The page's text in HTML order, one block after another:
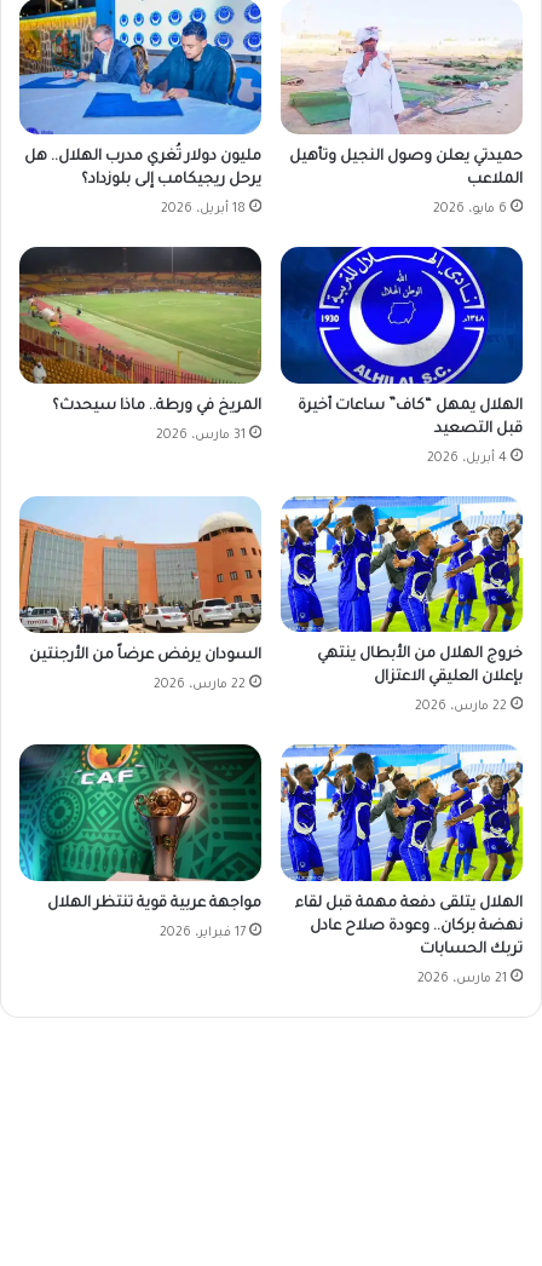
حميدتي يعلن وصول النجيل وتأهيل
الملاعب
6 مايو، 2026
مليون دولار تُغري مدرب الهلال.. هل
يرحل ريجيكامب إلى بلوزداد؟
18 أبريل، 2026
الهلال يمهل “كاف” ساعات أخيرة
قبل التصعيد
4 أبريل، 2026
المريخ في ورطة.. ماذا سيحدث؟
31 مارس، 2026
خروج الهلال من الأبطال ينتهي
بإعلان العليقي الاعتزال
22 مارس، 2026
السودان يرفض عرضاً من الأرجنتين
22 مارس، 2026
الهلال يتلقى دفعة مهمة قبل لقاء
نهضة بركان.. وعودة صلاح عادل
تربك الحسابات
21 مارس، 2026
مواجهة عربية قوية تنتظر الهلال
17 فبراير، 2026